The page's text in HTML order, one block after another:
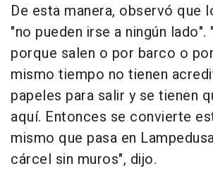
De esta manera, observó que
"no pueden irse a ningún lado".
porque salen o por barco o
mismo tiempo no tienen
papeles para salir y se tienen
aquí. Entonces se convierte
mismo que pasa en
cárcel sin muros", dijo.